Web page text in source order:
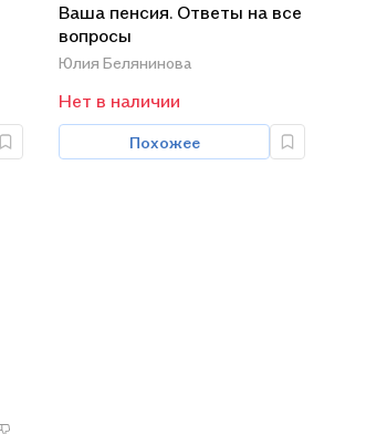
Ваша пенсия. Ответы на все
вопросы
Юлия Белянинова
Нет в наличии
Похожее